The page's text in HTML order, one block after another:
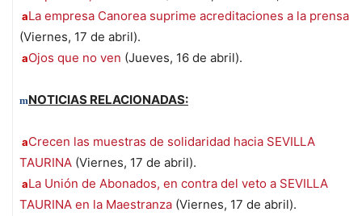
aLa empresa Canorea suprime acreditaciones a la prensa
(Viernes, 17 de abril).
aOjos que no ven (Jueves, 16 de abril).
mNOTICIAS RELACIONADAS:
aCrecen las muestras de solidaridad hacia SEVILLA
TAURINA (Viernes, 17 de abril).
aLa Unión de Abonados, en contra del veto a SEVILLA
TAURINA en la Maestranza (Viernes, 17 de abril).